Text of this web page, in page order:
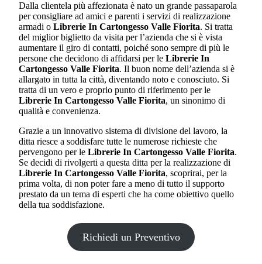
Dalla clientela più affezionata è nato un grande passaparola
per consigliare ad amici e parenti i servizi di realizzazione
armadi o Librerie In Cartongesso Valle Fiorita. Si tratta
del miglior biglietto da visita per l’azienda che si è vista
aumentare il giro di contatti, poiché sono sempre di più le
persone che decidono di affidarsi per le Librerie In
Cartongesso Valle Fiorita. Il buon nome dell’azienda si è
allargato in tutta la città, diventando noto e conosciuto. Si
tratta di un vero e proprio punto di riferimento per le
Librerie In Cartongesso Valle Fiorita, un sinonimo di
qualità e convenienza.
Grazie a un innovativo sistema di divisione del lavoro, la
ditta riesce a soddisfare tutte le numerose richieste che
pervengono per le Librerie In Cartongesso Valle Fiorita.
Se decidi di rivolgerti a questa ditta per la realizzazione di
Librerie In Cartongesso Valle Fiorita, scoprirai, per la
prima volta, di non poter fare a meno di tutto il supporto
prestato da un tema di esperti che ha come obiettivo quello
della tua soddisfazione.
Richiedi un Preventivo